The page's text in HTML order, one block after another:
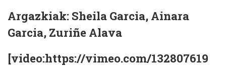
Argazkiak: Sheila Garcia, Ainara
Garcia, Zuriñe Alava
[video:https://vimeo.com/132807619